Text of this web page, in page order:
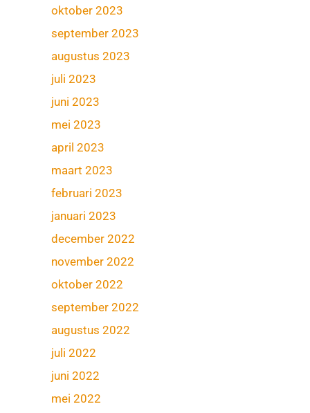
oktober 2023
september 2023
augustus 2023
juli 2023
juni 2023
mei 2023
april 2023
maart 2023
februari 2023
januari 2023
december 2022
november 2022
oktober 2022
september 2022
augustus 2022
juli 2022
juni 2022
mei 2022